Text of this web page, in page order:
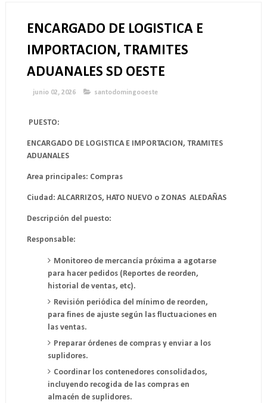
ENCARGADO DE LOGISTICA E
IMPORTACION, TRAMITES
ADUANALES SD OESTE
junio 02, 2026 santodomingooeste
PUESTO:
ENCARGADO DE LOGISTICA E IMPORTACION, TRAMITES
ADUANALES
Area principales: Compras
Ciudad: ALCARRIZOS, HATO NUEVO o ZONAS ALEDAÑAS
Descripción del puesto:
Responsable:
Monitoreo de mercancía próxima a agotarse
para hacer pedidos (Reportes de reorden,
historial de ventas, etc).
Revisión periódica del mínimo de reorden,
para fines de ajuste según las fluctuaciones en
las ventas.
Preparar órdenes de compras y enviar a los
suplidores.
Coordinar los contenedores consolidados,
incluyendo recogida de las compras en
almacén de suplidores.